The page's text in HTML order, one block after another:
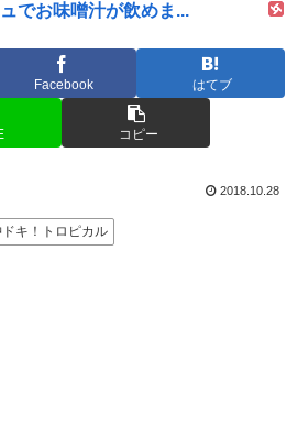
でお味噌汁が飲めま...
Facebook はてブ
コピー
2018.10.28
キ！トロピカル